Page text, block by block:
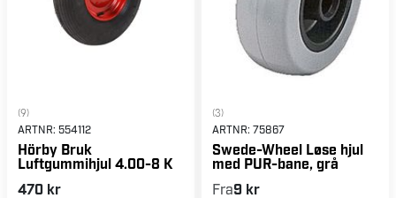
(9)
ARTNR: 554112
Hörby Bruk
Luftgummihjul 4.00-8 K
470 kr
(3)
ARTNR: 75867
Swede-Wheel Løse hjul
med PUR-bane, grå
Fra9 kr